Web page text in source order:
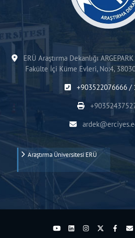
ERÜ Araştırma Dekanlığı
Fakülte İçi Küme Evleri, No:4,
+903522076666 /
Araştırma Üniversitesi ERÜ